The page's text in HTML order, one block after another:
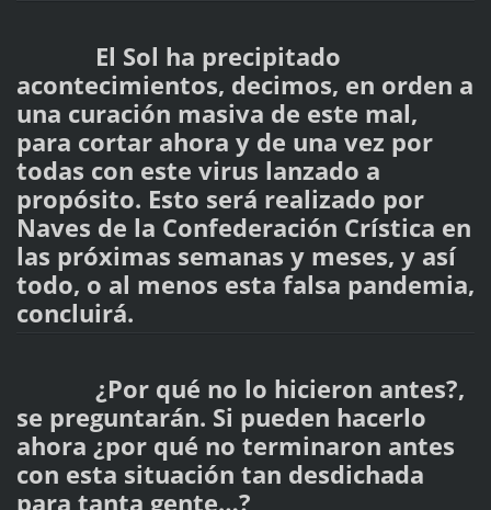
El Sol ha precipitado
acontecimientos, decimos, en orden a
una curación masiva de este mal,
para cortar ahora y de una vez por
todas con este virus lanzado a
propósito. Esto será realizado por
Naves de la Confederación Crística en
las próximas semanas y meses, y así
todo, o al menos esta falsa pandemia,
concluirá.
¿Por qué no lo hicieron antes?,
se preguntarán. Si pueden hacerlo
ahora ¿por qué no terminaron antes
con esta situación tan desdichada
para tanta gente…?